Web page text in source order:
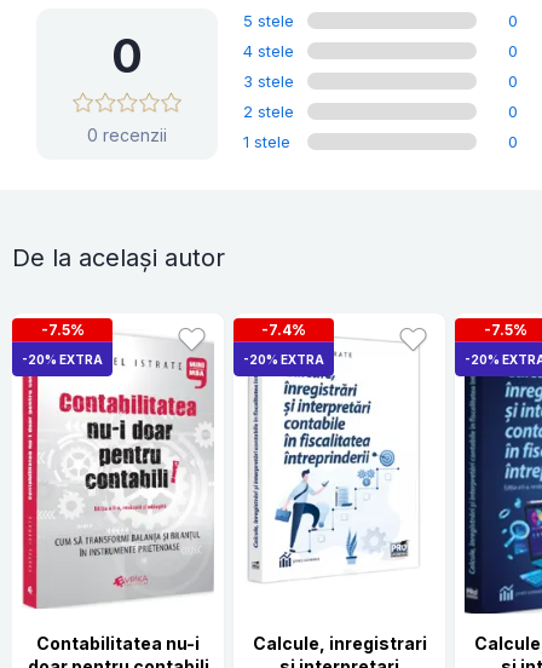
0
0 recenzii
5 stele
0
4 stele
0
3 stele
0
2 stele
0
1 stele
0
De la același autor
-7.5%
-20% EXTRA
Contabilitatea nu-i
-7.4%
-20% EXTRA
Calcule, inregistrari
-7.5%
-20%